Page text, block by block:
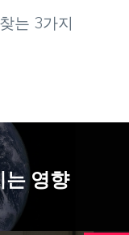
는 3가지
는 영향